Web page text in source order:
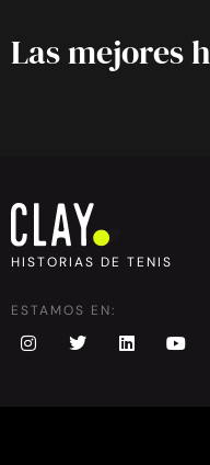
Las mejores
HISTORIAS DE TENIS
ESTAMOS EN: